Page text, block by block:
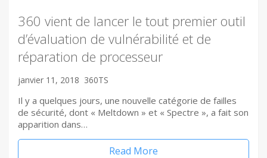
360 vient de lancer le tout premier outil
d’évaluation de vulnérabilité et de
réparation de processeur
janvier 11, 2018 360TS
Il y a quelques jours, une nouvelle catégorie de failles
de sécurité, dont « Meltdown » et « Spectre », a fait son
apparition dans…
Read More